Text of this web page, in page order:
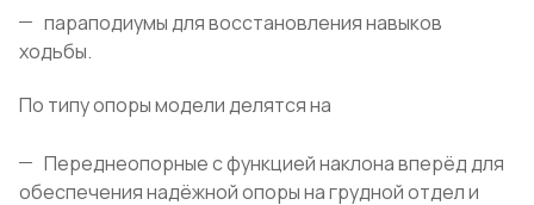
параподиумы для восстановления навыков
ходьбы.
По типу опоры модели делятся на
Переднеопорные с функцией наклона вперёд для
обеспечения надёжной опоры на грудной отдел и